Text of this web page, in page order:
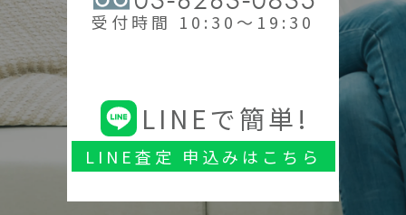
受付時間 10:30～19:30
LINEで簡単!
LINE査定 申込みはこちら